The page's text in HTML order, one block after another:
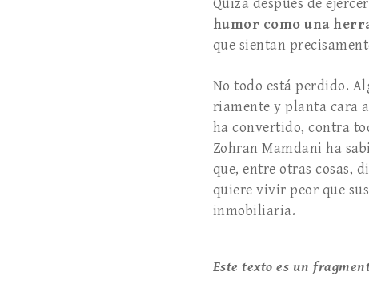
Quizá después de
humor como una
que sientan
No todo está perdido.
riamente y planta cara
ha convertido, contra
Zohran Mamdani ha
que, entre otras cosas,
quie­re vivir peor que
inmobi­liaria.
Este texto es un